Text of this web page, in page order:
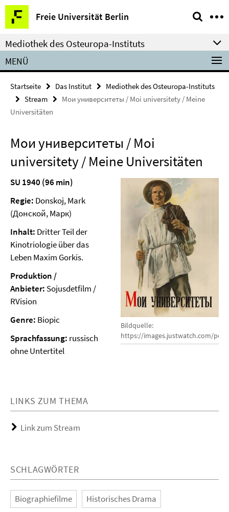
Springe
direkt
zu
Inhalt
Freie Universität Berlin
Service-
Navigation
Mediothek des Osteuropa-Instituts
MENÜ
Startseite Das Institut
Mediothek des Osteuropa-Instituts
Stream
Мои университеты / Moi universitety / Meine
Universitäten
Мои университеты / Moi
universitety / Meine Universitäten
Bildquelle:
https://images.justwatch.com/
SU 1940 (96 min)
Regie: Donskoj, Mark
(Донской, Марк)
Inhalt: Dritter Teil der
Kinotriologie über das
Leben Maxim Gorkis.
Produktion /
Anbieter: Sojusdetfilm /
RVision
Genre: Biopic
Sprachfassung: russisch
ohne Untertitel
LINKS ZUM THEMA
Link zum Stream
SCHLAGWÖRTER
Biographiefilme Historisches Drama